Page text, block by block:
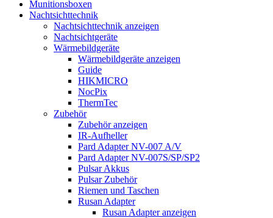
Munitionsboxen
Nachtsichttechnik
Nachtsichttechnik anzeigen
Nachtsichtgeräte
Wärmebildgeräte
Wärmebildgeräte anzeigen
Guide
HIKMICRO
NocPix
ThermTec
Zubehör
Zubehör anzeigen
IR-Aufheller
Pard Adapter NV-007 A/V
Pard Adapter NV-007S/SP/SP2
Pulsar Akkus
Pulsar Zubehör
Riemen und Taschen
Rusan Adapter
Rusan Adapter anzeigen